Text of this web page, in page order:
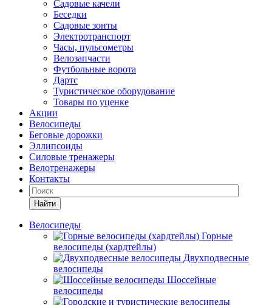
Садовые качели
Беседки
Садовые зонты
Электротранспорт
Часы, пульсометры
Велозапчасти
Футбольные ворота
Дартс
Туристическое оборудование
Товары по уценке
Акции
Велосипеды
Беговые дорожки
Эллипсоиды
Силовые тренажеры
Велотренажеры
Контакты
Найти
Велосипеды
Горные
велосипеды (хардтейлы)
Двухподвесные
велосипеды
Шоссейные
велосипеды